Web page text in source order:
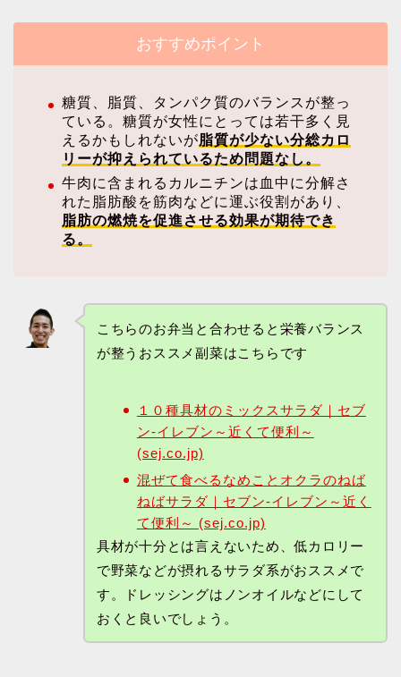
おすすめポイント
糖質、脂質、タンパク質のバランスが整っ
ている。糖質が女性にとっては若干多く見
えるかもしれないが脂質が少ない分総カロ
リーが抑えられているため問題なし。
牛肉に含まれるカルニチンは血中に分解さ
れた脂肪酸を筋肉などに運ぶ役割があり、
脂肪の燃焼を促進させる効果が期待でき
る。
こちらのお弁当と合わせると栄養バランス
が整うおススメ副菜はこちらです
１０種具材のミックスサラダ｜セブ
ン‐イレブン～近くて便利～
(sej.co.jp)
混ぜて食べるなめことオクラのねば
ねばサラダ｜セブン‐イレブン～近く
て便利～ (sej.co.jp)
具材が十分とは言えないため、低カロリー
で野菜などが摂れるサラダ系がおススメで
す。ドレッシングはノンオイルなどにして
おくと良いでしょう。